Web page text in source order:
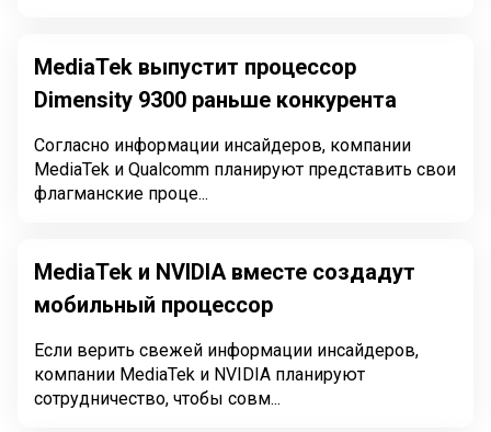
MediaTek выпустит процессор
Dimensity 9300 раньше конкурента
Согласно информации инсайдеров, компании
MediaTek и Qualcomm планируют представить свои
флагманские проце...
MediaTek и NVIDIA вместе создадут
мобильный процессор
Если верить свежей информации инсайдеров,
компании MediaTek и NVIDIA планируют
сотрудничество, чтобы совм...